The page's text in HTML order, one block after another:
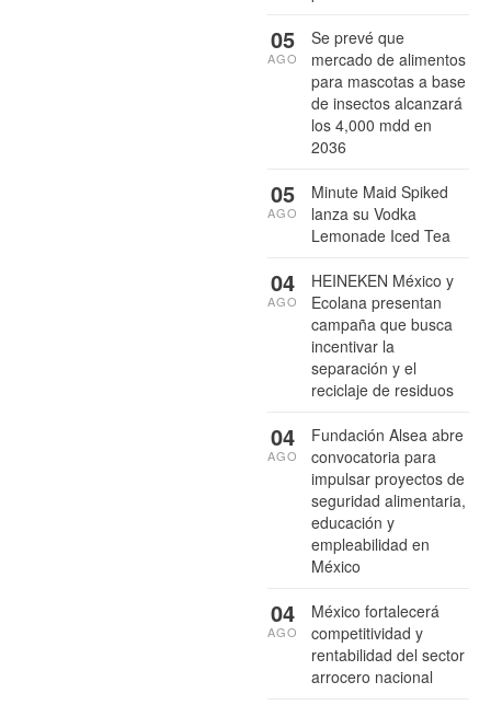
Se prevé que
mercado de alimentos
para mascotas a base
de insectos alcanzará
los 4,000 mdd en
2036
05
AGO
Minute Maid Spiked
lanza su Vodka
Lemonade Iced Tea
05
AGO
HEINEKEN México y
Ecolana presentan
campaña que busca
incentivar la
separación y el
reciclaje de residuos
04
AGO
Fundación Alsea abre
convocatoria para
impulsar proyectos de
seguridad alimentaria,
educación y
empleabilidad en
México
04
AGO
México fortalecerá
competitividad y
rentabilidad del sector
arrocero nacional
04
AGO